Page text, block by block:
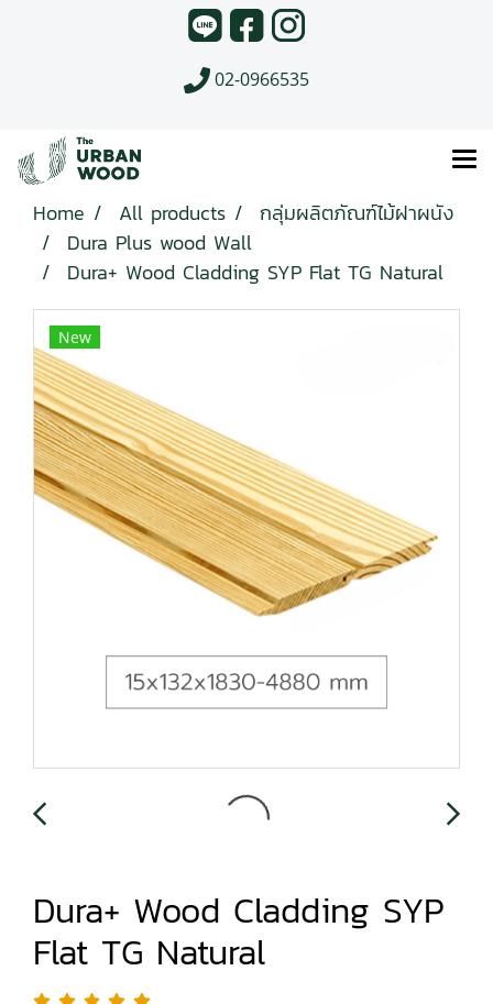
02-0966535
Home All products
กลุ่มผลิตภัณฑ์ไม้ฝาผนัง
Dura Plus wood Wall
Dura+ Wood Cladding SYP Flat TG Natural
New
Dura+ Wood Cladding SYP
Flat TG Natural